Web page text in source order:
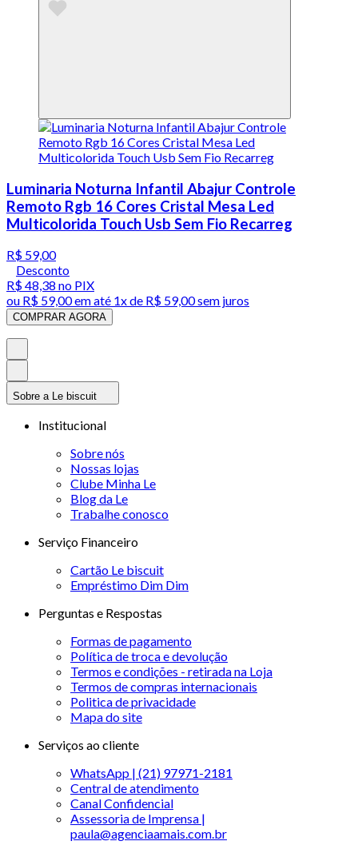
Luminaria Noturna Infantil Abajur Controle
Remoto Rgb 16 Cores Cristal Mesa Led
Multicolorida Touch Usb Sem Fio Recarreg
R$ 59,00
Desconto
R$ 48,38 no PIX
ou R$ 59,00em até 1x de R$ 59,00sem juros
COMPRAR AGORA
Sobre a Le biscuit
Institucional
Sobre nós
Nossas lojas
Clube Minha Le
Blog da Le
Trabalhe conosco
Serviço Financeiro
Cartão Le biscuit
Empréstimo Dim Dim
Perguntas e Respostas
Formas de pagamento
Política de troca e devolução
Termos e condições - retirada na Loja
Termos de compras internacionais
Politica de privacidade
Mapa do site
Serviços ao cliente
WhatsApp | (21) 97971-2181
Central de atendimento
Canal Confidencial
Assessoria de Imprensa |
paula@agenciaamais.com.br